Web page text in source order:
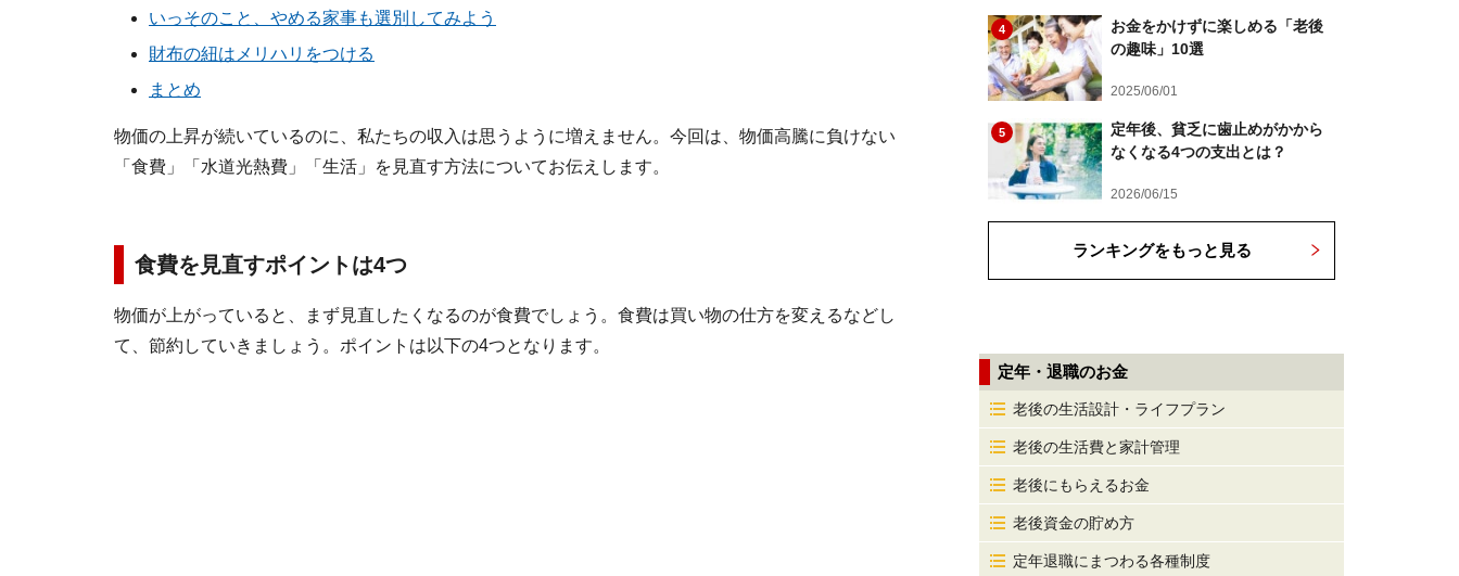
いっそのこと、やめる家事も選別してみよう
財布の紐はメリハリをつける
まとめ
物価の上昇が続いているのに、私たちの収入は思うように増えません。今回は、物価高騰に負けない
「食費」「水道光熱費」「生活」を見直す方法についてお伝えします。
食費を見直すポイントは4つ
物価が上がっていると、まず見直したくなるのが食費でしょう。食費は買い物の仕方を変えるなどし
て、節約していきましょう。ポイントは以下の4つとなります。
4
お金をかけずに楽しめる「老後
の趣味」10選
2025/06/01
5
定年後、貧乏に歯止めがかから
なくなる4つの支出とは？
2026/06/15
ランキングをもっと見る
定年・退職のお金
老後の生活設計・ライフプラン
老後の生活費と家計管理
老後にもらえるお金
老後資金の貯め方
定年退職にまつわる各種制度